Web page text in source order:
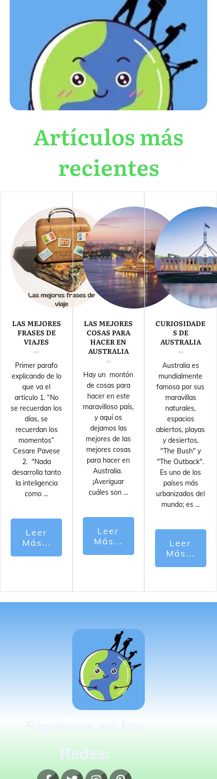
Artículos más
recientes
LAS MEJORES
FRASES DE
VIAJES
Primer parafo
explicando de lo
que va el
articulo 1. “No
se recuerdan los
días, se
recuerdan los
momentos”
Cesare Pavese
2. "Nada
desarrolla tanto
la inteligencia
como ...
Leer
Más...
LAS MEJORES
COSAS PARA
HACER EN
AUSTRALIA
Hay un montón
de cosas para
hacer en este
maravilloso país,
y aquí os
dejamos las
mejores de las
mejores cosas
para hacer en
Australia.
¡Averiguar
cuáles son ...
Leer
Más...
CURIOSIDADE
S DE
AUSTRALIA
Australia es
mundialmente
famosa por sus
maravillas
naturales,
espacios
abiertos, playas
y desiertos,
"The Bush" y
"The Outback".
Es uno de los
países más
urbanizados del
mundo; es ...
Leer
Más...
Redes: